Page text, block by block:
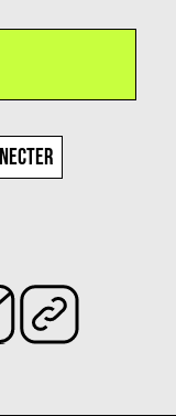
janvier 2025